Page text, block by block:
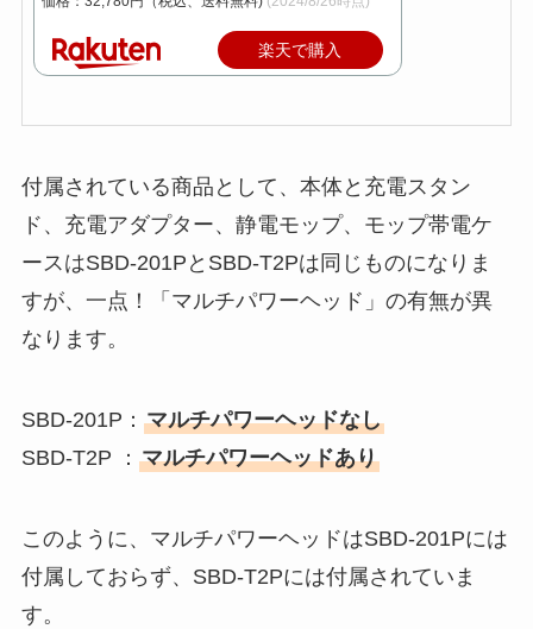
楽天で購入
付属されている商品として、本体と充電スタン
ド、充電アダプター、静電モップ、モップ帯電ケ
ースはSBD-201PとSBD-T2Pは同じものになりま
すが、一点！「マルチパワーヘッド」の有無が異
なります。
SBD-201P： マルチパワーヘッドなし
SBD-T2P ： マルチパワーヘッドあり
このように、マルチパワーヘッドはSBD-201Pには
付属しておらず、SBD-T2Pには付属されていま
す。